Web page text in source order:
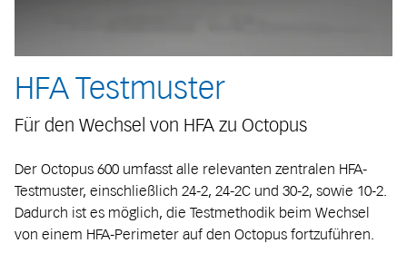
HFA Testmuster
Für den Wechsel von HFA zu Octopus
Der Octopus 600 umfasst alle relevanten zentralen HFA-
Testmuster, einschließlich 24-2, 24-2C und 30-2, sowie 10-2.
Dadurch ist es möglich, die Testmethodik beim Wechsel
von einem HFA-Perimeter auf den Octopus fortzuführen.